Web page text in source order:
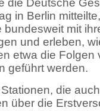
in Berlin
mit
und erleben,
etwa die Folgen
geführt werden.
die
über die